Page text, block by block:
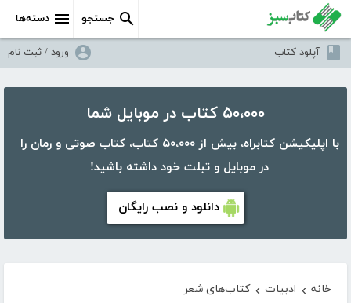
دسته‌ها جستجو
آپلود کتاب ورود / ثبت نام
۵۰،۰۰۰ کتاب در موبایل شما
با اپلیکیشن کتابراه، بیش از ۵۰،۰۰۰ کتاب، کتاب صوتی و رمان را
در موبایل و تبلت خود داشته باشید!
دانلود و نصب رایگان
خانه › ادبیات › کتاب‌های شعر